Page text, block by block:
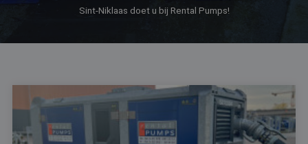
Sint-Niklaas doet u bij Rental Pumps!